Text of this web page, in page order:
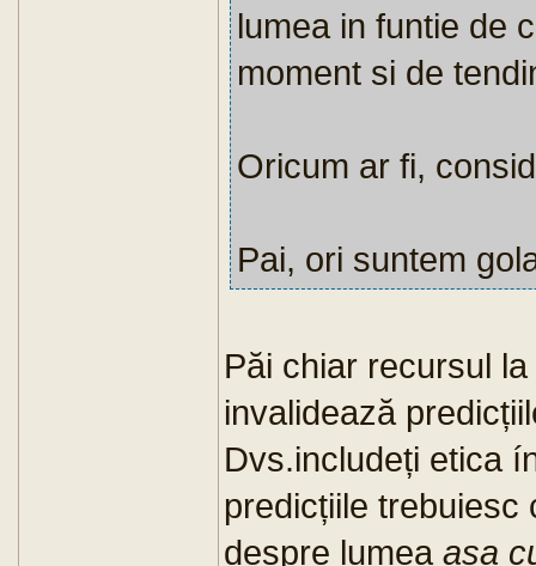
lumea in funtie de
moment si de
Oricum ar fi,
Pai, ori suntem
Păi chiar recursul
invalidează
Dvs.includeți etica
predicțiile trebuiesc
despre lumea așa